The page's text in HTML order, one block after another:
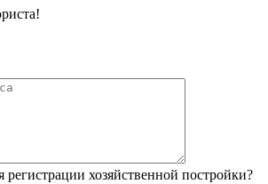
хозяйственной постройки?